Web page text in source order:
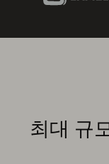
최대 규